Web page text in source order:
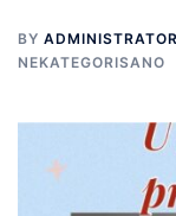
BY ADMINISTRATOR
NEKATEGORISANO